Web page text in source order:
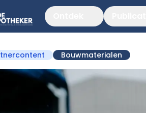
Bouwmaterialen